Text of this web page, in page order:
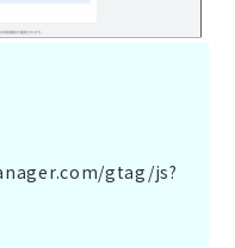
gtag/js?